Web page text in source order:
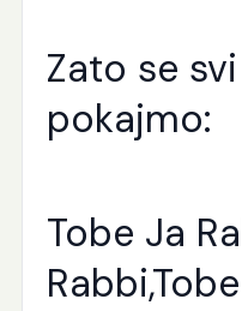
Zato se
pokajmo:
Tobe Ja